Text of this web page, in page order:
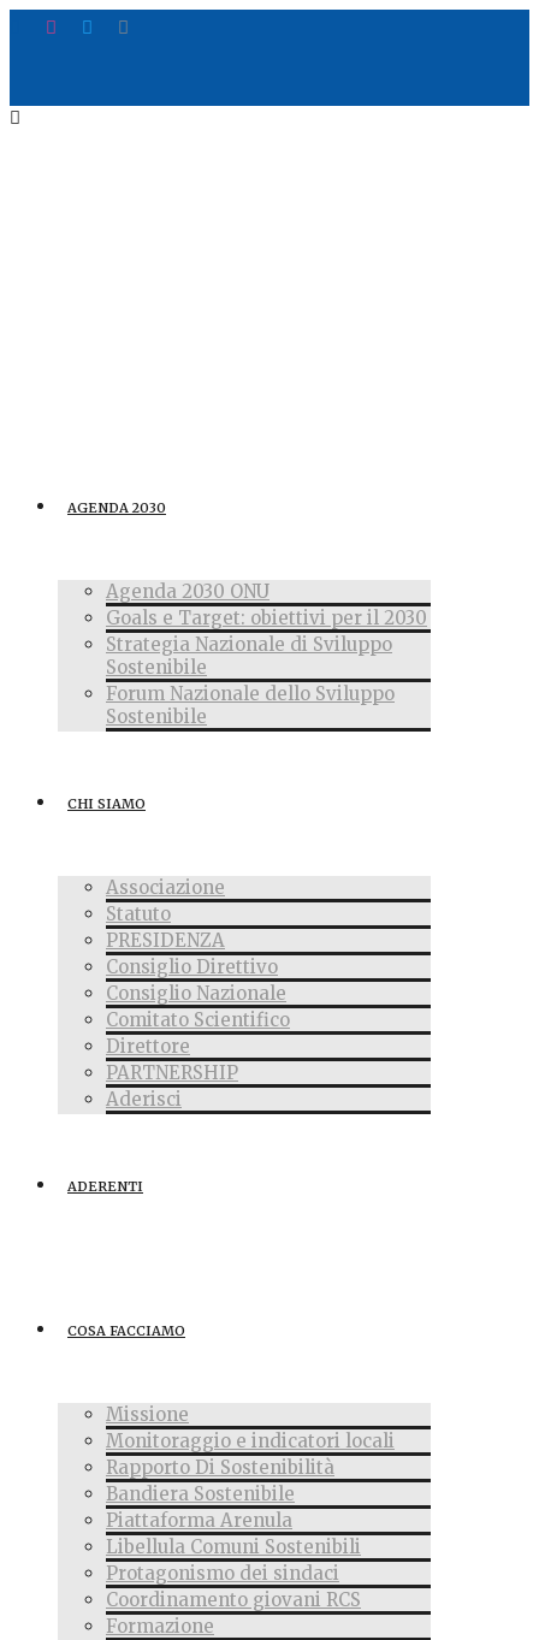
AGENDA 2030
Agenda 2030 ONU
Goals e Target: obiettivi per il 2030
Strategia Nazionale di Sviluppo
Sostenibile
Forum Nazionale dello Sviluppo
Sostenibile
CHI SIAMO
Associazione
Statuto
PRESIDENZA
Consiglio Direttivo
Consiglio Nazionale
Comitato Scientifico
Direttore
PARTNERSHIP
Aderisci
ADERENTI
COSA FACCIAMO
Missione
Monitoraggio e indicatori locali
Rapporto Di Sostenibilità
Bandiera Sostenibile
Piattaforma Arenula
Libellula Comuni Sostenibili
Protagonismo dei sindaci
Coordinamento giovani RCS
Formazione